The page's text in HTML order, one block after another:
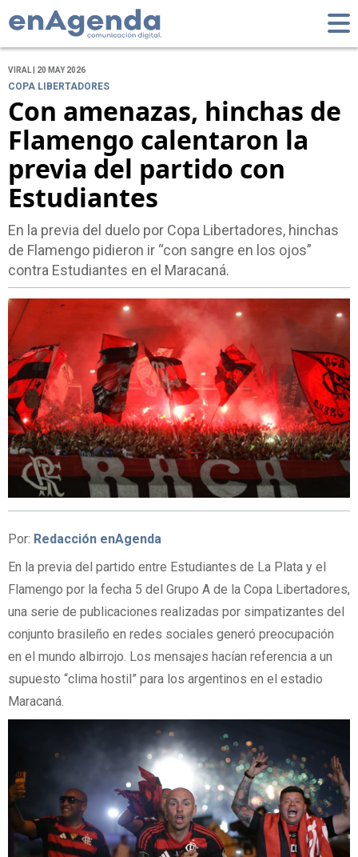
VIRAL | 20 MAY 2026
COPA LIBERTADORES
Con amenazas, hinchas de
Flamengo calentaron la
previa del partido con
Estudiantes
En la previa del duelo por Copa Libertadores, hinchas
de Flamengo pidieron ir “con sangre en los ojos”
contra Estudiantes en el Maracaná.
Por: Redacción enAgenda
En la previa del partido entre Estudiantes de La Plata y el
Flamengo por la fecha 5 del Grupo A de la Copa Libertadores,
una serie de publicaciones realizadas por simpatizantes del
conjunto brasileño en redes sociales generó preocupación
en el mundo albirrojo. Los mensajes hacían referencia a un
supuesto “clima hostil” para los argentinos en el estadio
Maracaná.